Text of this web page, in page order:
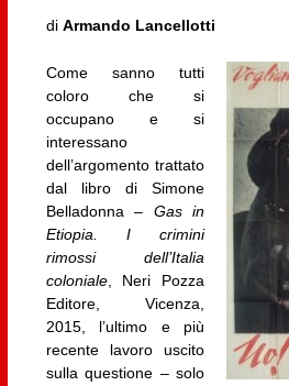
di Armando Lancellotti
Come sanno tutti
coloro che si
occupano e si
interessano
dell’argomento trattato
dal libro di Simone
Belladonna – Gas in
Etiopia. I crimini
rimossi dell’Italia
coloniale, Neri Pozza
Editore, Vicenza,
2015, l’ultimo e più
recente lavoro uscito
sulla questione – solo